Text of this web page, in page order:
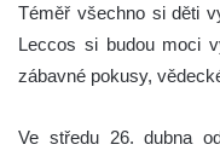
Téměř všechno si děti
Leccos si budou moci
zábavné pokusy,
Ve středu 26. dubna